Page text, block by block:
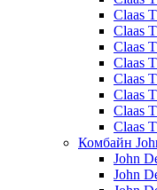
Claas
Claas
Claas
Claas
Claas
Claas
Claas
Claas
Комбайн
John
John